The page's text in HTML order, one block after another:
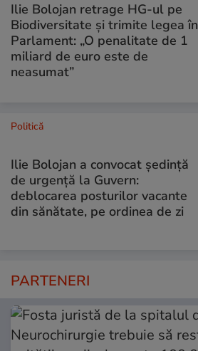
Ilie Bolojan retrage HG-ul pe
Biodiversitate și trimite legea în
Parlament: „O penalitate de 1
miliard de euro este de
neasumat”
Politică
Ilie Bolojan a convocat ședință
de urgență la Guvern:
deblocarea posturilor vacante
din sănătate, pe ordinea de zi
PARTENERI